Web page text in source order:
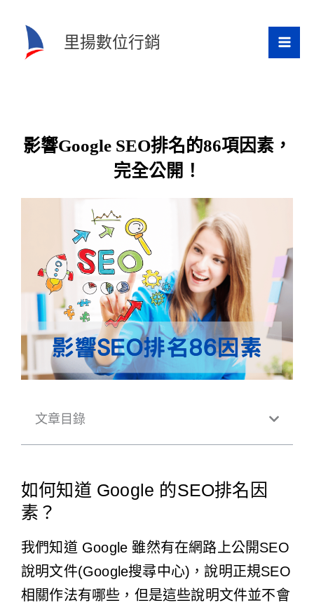
里揚數位行銷
影響Google SEO排名的86項因素，
完全公開！
文章目錄
如何知道 Google 的SEO排名因
素？
我們知道 Google 雖然有在網路上公開SEO
說明文件(Google搜尋中心)，說明正規SEO
相關作法有哪些，但是這些說明文件並不會